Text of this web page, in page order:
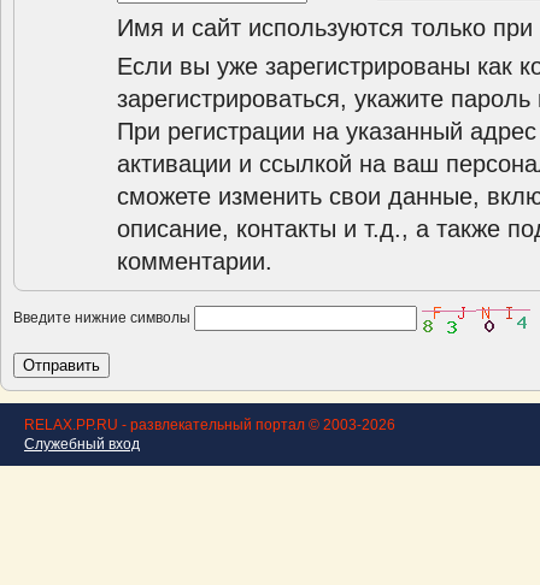
Имя и сайт используются только при
Если вы уже зарегистрированы как
зарегистрироваться, укажите
При регистрации на указанный
активации и ссылкой на ваш
сможете изменить свои данные,
описание, контакты и т.д., а также
комментарии.
Введите нижние символы
RELAX.PP.RU - развлекательный портал © 2003-2026
Служебный вход